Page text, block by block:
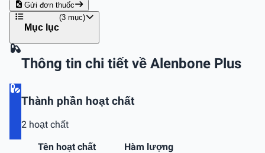
Gửi đơn thuốc
Mục lục
(3 mục)
Thông tin chi tiết về Alenbone Plus
Thành phần hoạt chất
2 hoạt chất
Tên hoạt chất
Hàm lượng